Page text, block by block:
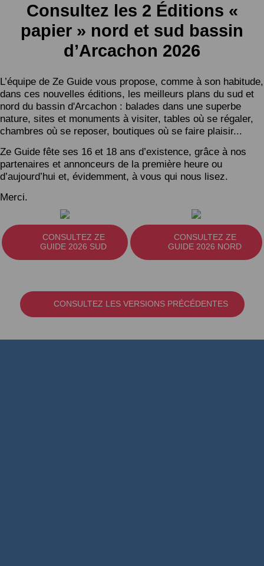
Consultez les 2 Éditions «
papier » nord et sud bassin
d’Arcachon 2026
L’équipe de Ze Guide vous propose, comme à son habitude,
dans ces nouvelles éditions, les meilleurs plans du sud et
nord du bassin d'Arcachon : balades dans une superbe
nature, sites et monuments à visiter, tables où se régaler,
chambres où se reposer, boutiques où se faire plaisir...
Ze Guide fête ses 16 et 18 ans d’existence, grâce à nos
partenaires et annonceurs de la première heure ou
d’aujourd’hui et, évidemment, à vous qui nous lisez.
Merci.
CONSULTEZ ZE
GUIDE 2026 SUD
CONSULTEZ ZE
GUIDE 2026 NORD
CONSULTEZ LES VERSIONS PRÉCÉDENTES